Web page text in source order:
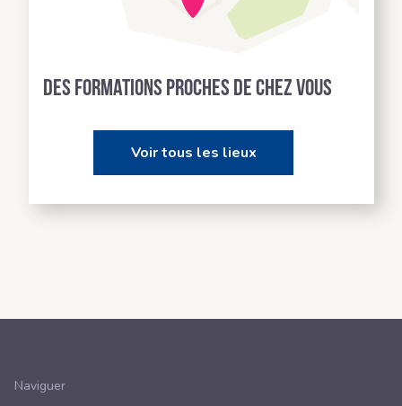
Des formations proches de chez vous
Voir tous les lieux
Naviguer